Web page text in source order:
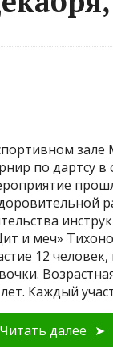
по дартсу
и меч»
12
лет. Каждый
Читать далее